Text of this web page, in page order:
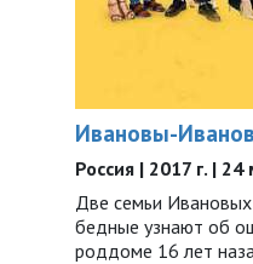
Ивановы-
Россия | 2017 г. |
Две семьи
бедные узнают об
роддоме 16 лет